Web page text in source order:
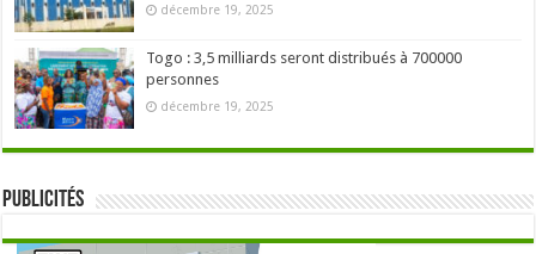
décembre 19, 2025
Togo : 3,5 milliards seront distribués à 700000
personnes
décembre 19, 2025
Publicités